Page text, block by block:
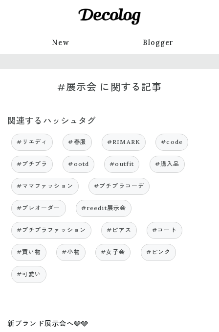
New Blogger
#展示会 に関する記事
関連するハッシュタグ
#リエディ #春服 #RIMARK #code
#プチプラ #ootd #outfit #購入品
#ママファッション #プチプラコーデ
#プレオーダー #reedit展示会
#プチプラファッション #ピアス #コート
#買い物 #小物 #女子会 #ピンク
#可愛い
新ブランド展示会へ🩶🩶